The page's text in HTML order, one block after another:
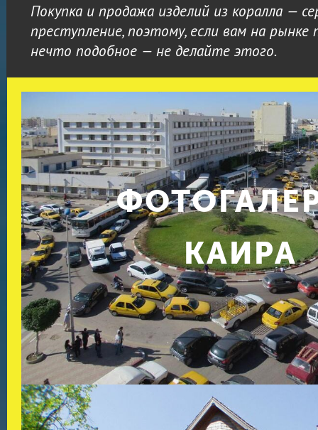
Покупка и продажа изделий из коралла —
преступление, поэтому, если вам на
нечто подобное — не делайте этого.
КАИРА